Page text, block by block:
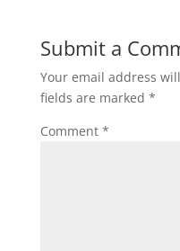
Submit a
Your email address
fields are marked *
Comment *